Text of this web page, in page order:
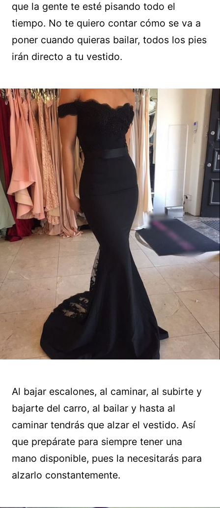
que la gente te esté pisando todo el
tiempo. No te quiero contar cómo se va a
poner cuando quieras bailar, todos los pies
irán directo a tu vestido.
Al bajar escalones, al caminar, al subirte y
bajarte del carro, al bailar y hasta al
caminar tendrás que alzar el vestido. Así
que prepárate para siempre tener una
mano disponible, pues la necesitarás para
alzarlo constantemente.